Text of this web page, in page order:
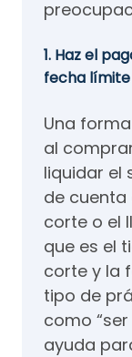
1. Haz el
fecha límite
Una
al
liquidar el
de
corte o el
que es el
corte y la
tipo de
como
ayuda